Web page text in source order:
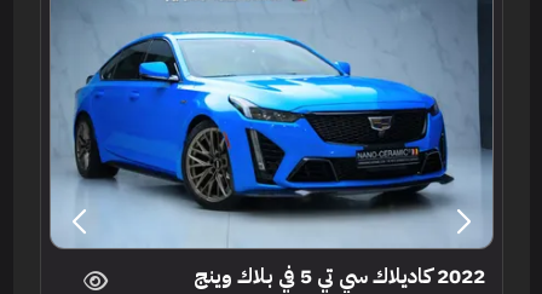
2022 كاديلاك سي تي 5 في بلاك وينج